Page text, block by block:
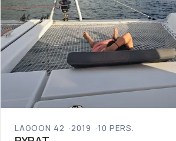
LAGOON 42 2019 10 PERS.